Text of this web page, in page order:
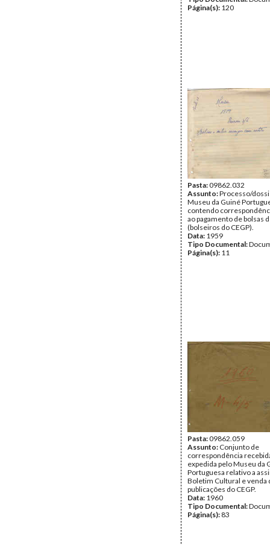
Página(s): 120
Pasta:09862.032
Assunto:Processo/
Museu da Guiné
contendo
ao pagamento de bolsas
(bolseiros do CEGP).
Data: 1959
Tipo Documental:
Página(s): 11
Pasta:09862.059
Assunto: Conjunto de
correspondência
expedida pelo Museu da
Portuguesa relativo a
Boletim Cultural e venda
publicações do CEGP.
Data: 1960
Tipo Documental:
Página(s): 83